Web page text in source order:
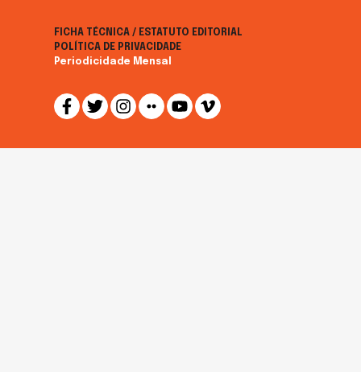
FICHA TÉCNICA / ESTATUTO EDITORIAL
POLÍTICA DE PRIVACIDADE
Periodicidade Mensal